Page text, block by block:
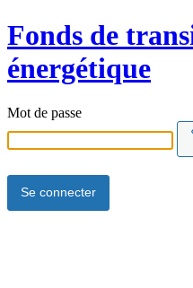
Fonds de
énergétique
Mot de passe